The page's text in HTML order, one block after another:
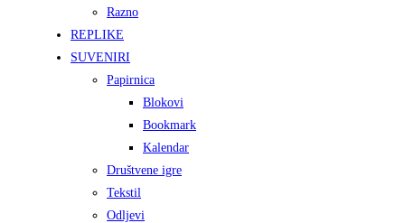
Razno
REPLIKE
SUVENIRI
Papirnica
Blokovi
Bookmark
Kalendar
Društvene igre
Tekstil
Odljevi